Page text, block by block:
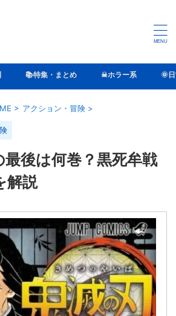
📚特集・まとめ ☠ホラー系 🌞
> アクション・冒険 >
最後は何巻？黒死牟戦
解説